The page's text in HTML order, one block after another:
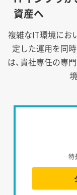
資産へ
複雑なIT環境にお
定した運用を同
は、貴社専任の専
特